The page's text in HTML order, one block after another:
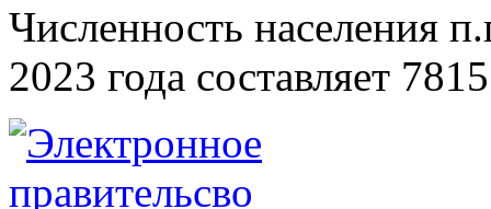
Численность населения
2023 года составляет